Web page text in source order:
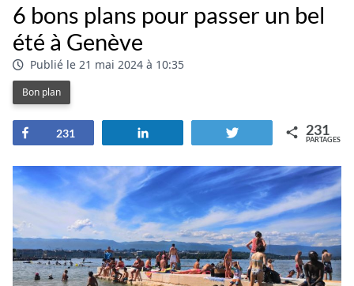
6 bons plans pour passer un bel
été à Genève
Publié le 21 mai 2024 à 10:35
Bon plan
Partagez
231 Tweetez 231
PARTAGES